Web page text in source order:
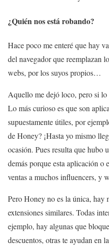
¿Quién nos está robando?
Hace poco me enteré que hay
del navegador que reemplazan
webs, por los suyos propios…
Aquello me dejó loco, pero si lo
Lo más curioso es que son
supuestamente útiles, por
de Honey? ¡Hasta yo mismo
ocasión. Pues resulta que hubo
demás porque esta aplicación o
ventas a muchos influencers, y
Pero Honey no es la única, hay
extensiones similares. Todas
ejemplo, hay algunas que
descuentos, otras te ayudan en